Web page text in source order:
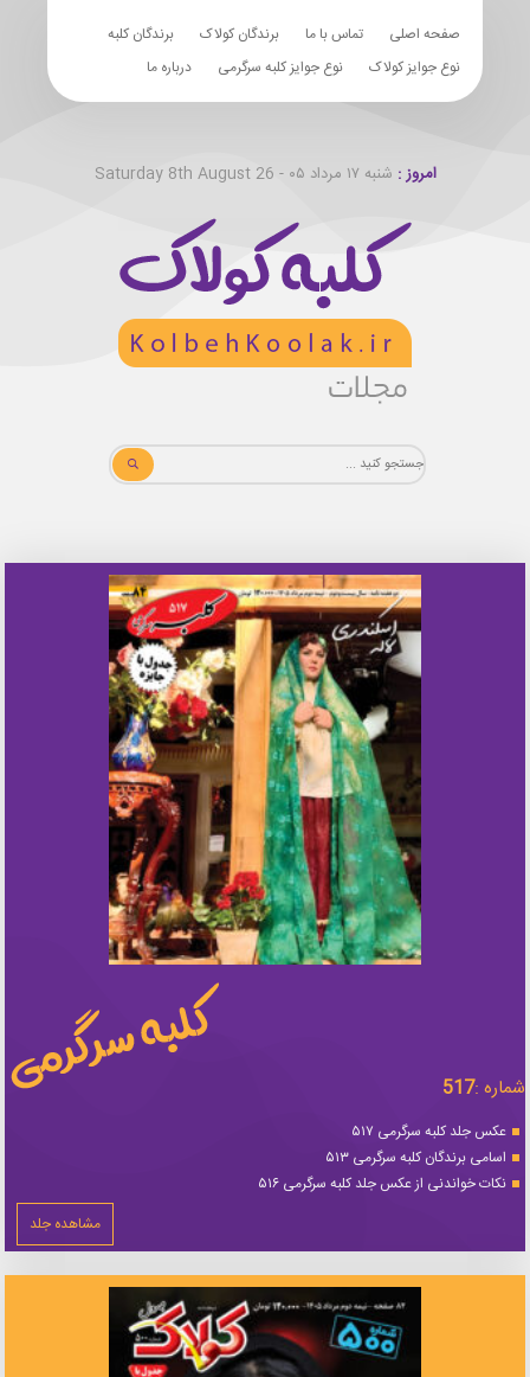
صفحه اصلی تماس با ما برندگان کولاک
برندگان کلبه
نوع جوایز کولاک
نوع جوایز کلبه سرگرمی درباره ما
امروز : شنبه ۱۷ مرداد ۰۵ - Saturday 8th August 26
شماره :517
عکس جلد کلبه سرگرمی ۵۱۷
اسامی برندگان کلبه سرگرمی ۵۱۳
نکات خواندنی از عکس جلد کلبه سرگرمی ۵۱۶
مشاهده جلد